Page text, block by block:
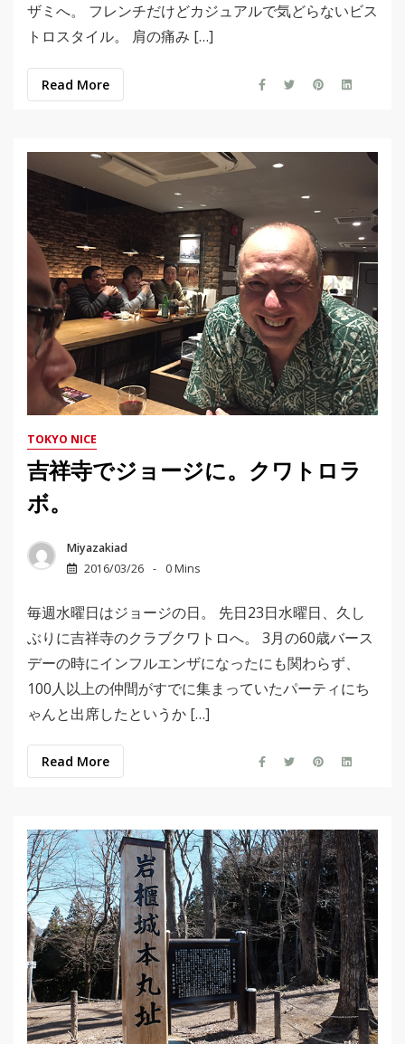
ザミへ。 フレンチだけどカジュアルで気どらないビス
トロスタイル。 肩の痛み […]
Read More
TOKYO NICE
吉祥寺でジョージに。クワトロラ
ボ。
Miyazakiad
2016/03/26
0 Mins
毎週水曜日はジョージの日。 先日23日水曜日、久し
ぶりに吉祥寺のクラブクワトロへ。 3月の60歳バース
デーの時にインフルエンザになったにも関わらず、
100人以上の仲間がすでに集まっていたパーティにち
ゃんと出席したというか […]
Read More